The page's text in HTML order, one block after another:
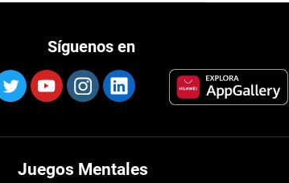
Síguenos en
Juegos Mentales